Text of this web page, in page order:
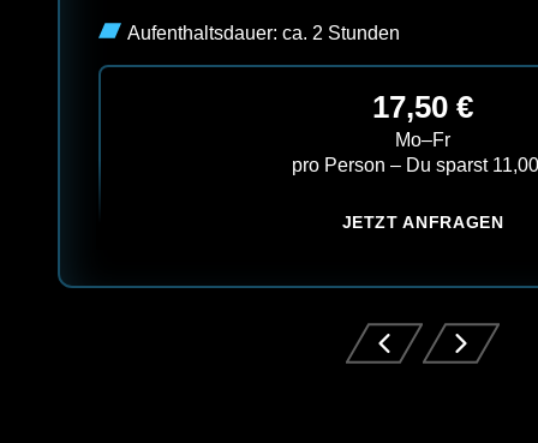
Aufenthaltsdauer: ca. 2 Stunden
17,50 €
Mo–Fr
pro Person – Du sparst
JETZT ANFRAGEN